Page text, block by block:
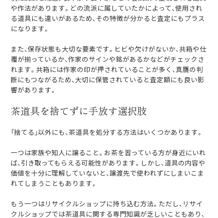
や作法があります。どの流派に属していたかによって、使用され
る道具にも違いがあるため、その特徴が分かると査定にもプラス
になります。
また、保存状態も大切な要素です。ヒビや欠けがないか、共箱や仕
覆が揃っているか、作家のサインや銘があるかなどがチェックさ
れます。共箱には作家の印が押されていることが多く、真贋の判
断にもつながるため、大切に保管されていると査定額にも良い影
響があります。
茶道具を捨てずに手放す選択肢
「捨てる」以外にも、茶道具を処分する方法はいくつかあります。
一つは家族や知人に譲ること。お茶を習っている方が身近にいれ
ば、引き取ってもらえる可能性があります。しかし、道具の内容や
価値を十分に理解していないと、譲渡先で使われずにしまいこま
れてしまうこともあります。
もう一つはリサイクルショップに持ち込む方法。ただし、リサイ
クルショップでは茶道具に関する専門知識が乏しいこともあり、